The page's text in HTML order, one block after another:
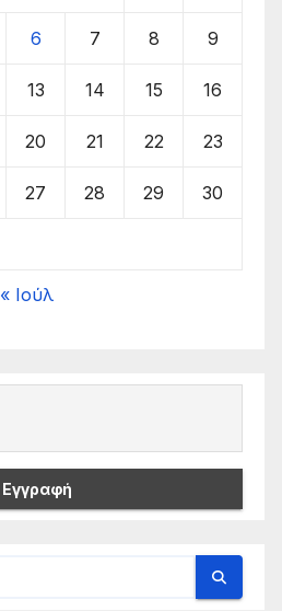
6 7 8 9
13 14 15 16
20 21 22 23
27 28 29 30
« Ιούλ